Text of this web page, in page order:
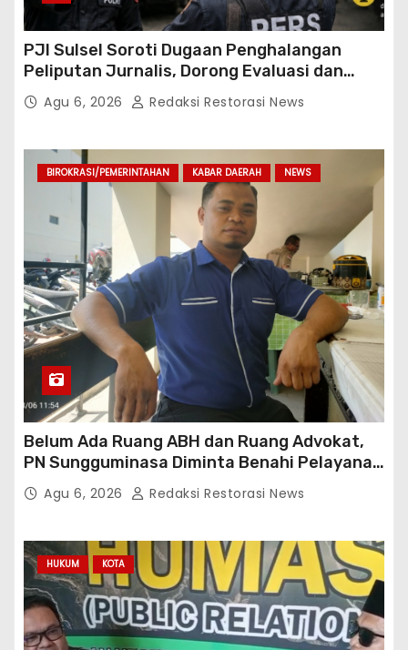
PJI Sulsel Soroti Dugaan Penghalangan
Peliputan Jurnalis, Dorong Evaluasi dan
Penguatan Kemitraan Polri-Pers
Agu 6, 2026 Redaksi Restorasi News
BIROKRASI/PEMERINTAHAN KABAR DAERAH NEWS
Belum Ada Ruang ABH dan Ruang Advokat,
PN Sungguminasa Diminta Benahi Pelayanan
PublikAgu 6, 2026 Redaksi Restorasi News
HUKUM KOTA